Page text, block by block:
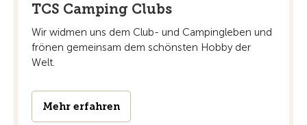
TCS Camping Clubs
Wir widmen uns dem Club- und Campingleben und
frönen gemeinsam dem schönsten Hobby der
Welt.
Mehr erfahren